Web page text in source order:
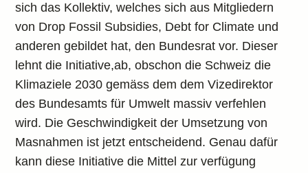
sich das Kollektiv, welches sich aus Mitgliedern
von Drop Fossil Subsidies, Debt for Climate und
anderen gebildet hat, den Bundesrat vor. Dieser
lehnt die Initiative,ab, obschon die Schweiz die
Klimaziele 2030 gemäss dem dem Vizedirektor
des Bundesamts für Umwelt massiv verfehlen
wird. Die Geschwindigkeit der Umsetzung von
Masnahmen ist jetzt entscheidend. Genau dafür
kann diese Initiative die Mittel zur verfügung